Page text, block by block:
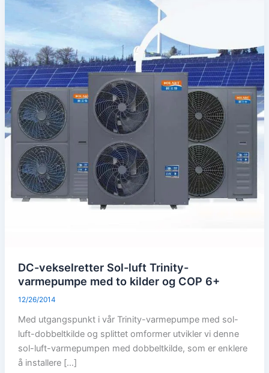
DC-vekselretter Sol-luft Trinity-
varmepumpe med to kilder og COP 6+
12/26/2014
Med utgangspunkt i vår Trinity-varmepumpe med sol-
luft-dobbeltkilde og splittet omformer utvikler vi denne
sol-luft-varmepumpen med dobbeltkilde, som er enklere
å installere […]